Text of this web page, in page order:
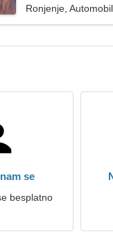
Ronjenje,
se
besplatno